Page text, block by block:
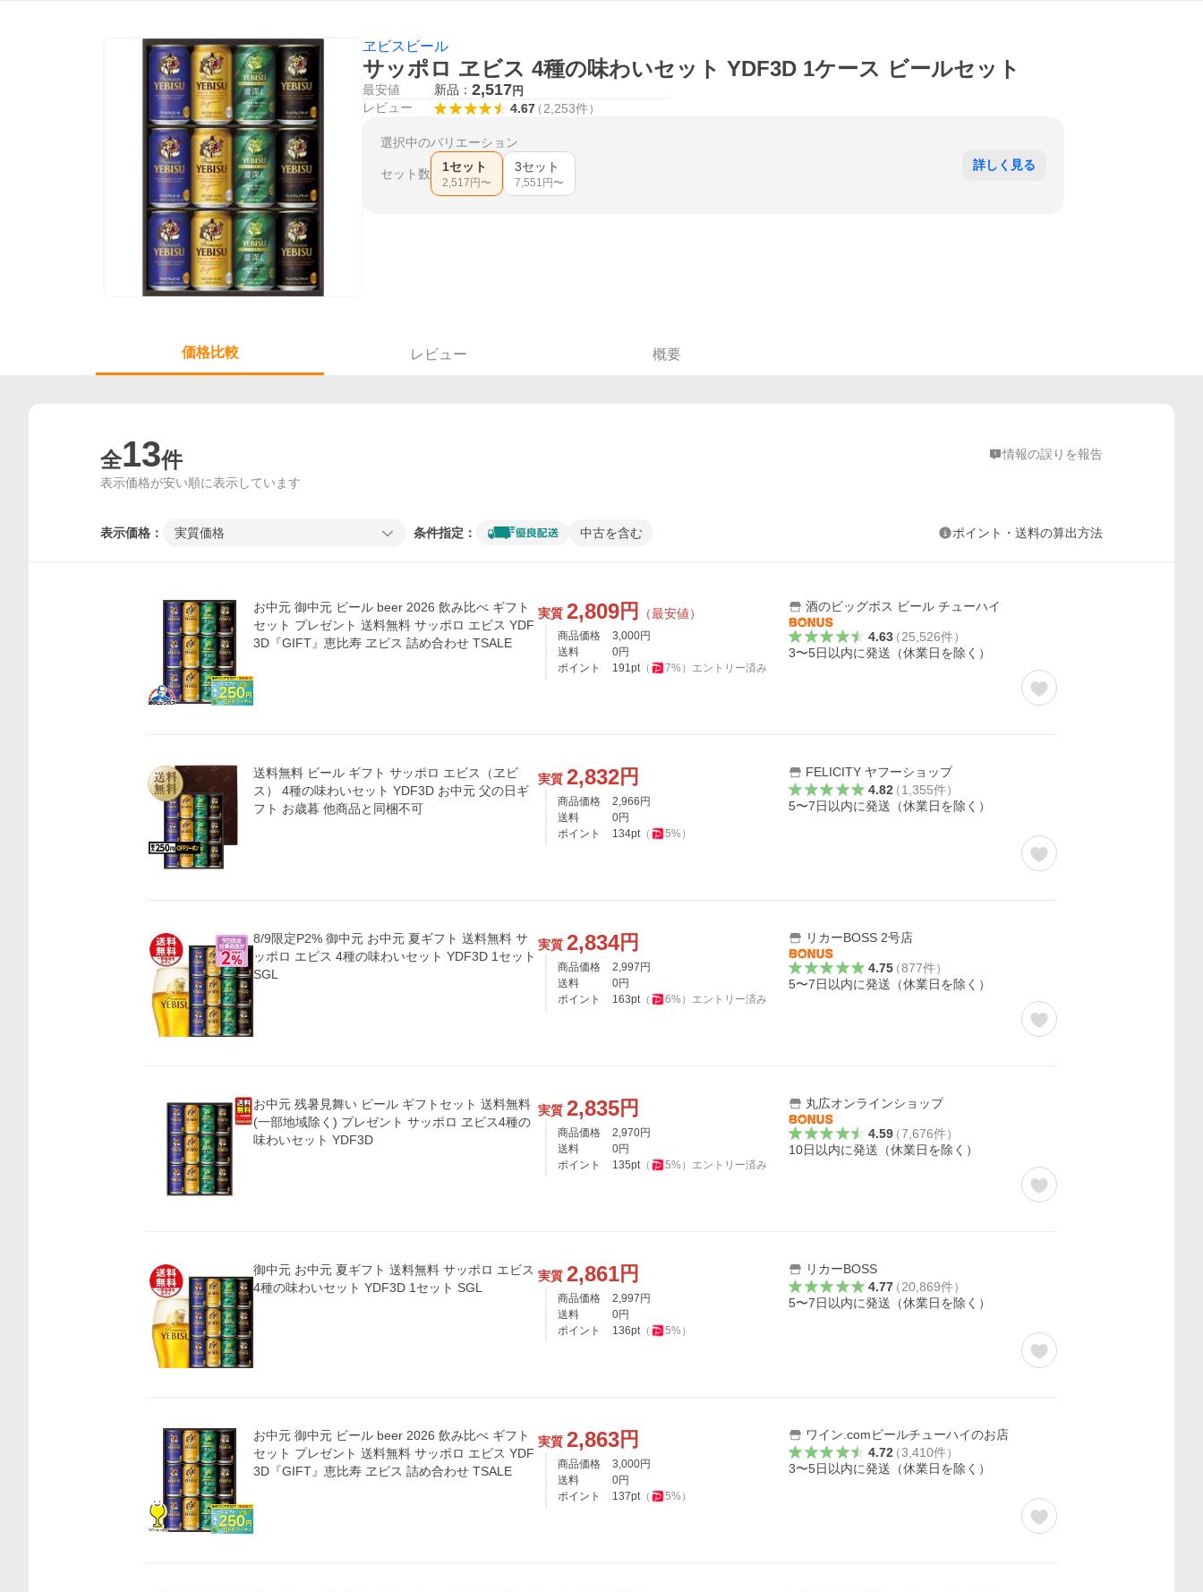
ヱビスビール
サッポロ ヱビス 4種の味わいセット YDF3D 1ケース ビールセット
最安値 新品： 2,517円
レビュー 4.67（2,253件）
選択中のバリエーション
セット数 1セット
2,517 円〜
3セット
7,551 円〜
詳しく見る
価格比較 レビュー 概要
全13件 情報の誤りを報告
表示価格が安い順に表示しています
表示価格： 実質価格 条件指定： 中古を含む ポイント・送料の算出方法
お中元 御中元 ビール beer 2026 飲み比べ ギフト
セット プレゼント 送料無料 サッポロ エビス YDF
3D『GIFT』恵比寿 ヱビス 詰め合わせ TSALE
実質 2,809円 （最安値）
商品価格 3,000円
送料
0円
ポイント
191pt（ 7%） エントリー済み
酒のビッグボス ビール チューハイ
4.63（25,526件）
3〜5日以内に発送（休業日を除く）
送料無料 ビール ギフト サッポロ エビス（ヱビ
ス） 4種の味わいセット YDF3D お中元 父の日ギ
フト お歳暮 他商品と同梱不可
実質 2,832円
商品価格 2,966 円
送料
0円
ポイント
134pt（ 5%）
FELICITY ヤフーショップ
4.82（1,355件）
5〜7日以内に発送（休業日を除く）
8/9限定P2% 御中元 お中元 夏ギフト 送料無料 サ
ッポロ エビス 4種の味わいセット YDF3D 1セット
SGL
実質 2,834円
商品価格 2,997 円
送料
0円
ポイント
163pt（ 6%） エントリー済み
リカーBOSS 2号店
4.75（877件）
5〜7日以内に発送（休業日を除く）
お中元 残暑見舞い ビール ギフトセット 送料無料
(一部地域除く) プレゼント サッポロ ヱビス4種の
味わいセット YDF3D
実質 2,835円
商品価格 2,970円
送料
0円
ポイント
135pt（ 5%） エントリー済み
丸広オンラインショップ
4.59（7,676件）
10日以内に発送（休業日を除く）
御中元 お中元 夏ギフト 送料無料 サッポロ エビス
4種の味わいセット YDF3D 1セット SGL
実質 2,861円
商品価格 2,997 円
送料
0円
ポイント
136pt（ 5%）
リカーBOSS
4.77（20,869件）
5〜7日以内に発送（休業日を除く）
お中元 御中元 ビール beer 2026 飲み比べ ギフト
セット プレゼント 送料無料 サッポロ エビス YDF
3D『GIFT』恵比寿 ヱビス 詰め合わせ TSALE
実質 2,863円
商品価格 3,000円
送料
0円
ポイント
137pt（ 5%）
ワイン.comビールチューハイのお店
4.72（3,410件）
3〜5日以内に発送（休業日を除く）